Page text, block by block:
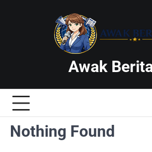
Awak
Nothing Found